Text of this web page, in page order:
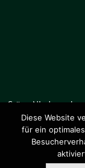
Grüne
freie grüne Theme
Angebot der
Diese Website
für ein